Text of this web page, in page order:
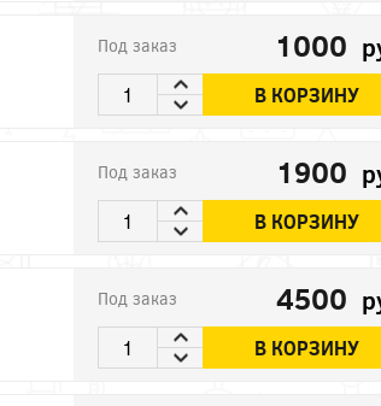
Под заказ 1000
В КОРЗИНУ
Под заказ 1900
В КОРЗИНУ
Под заказ 4500
В КОРЗИНУ